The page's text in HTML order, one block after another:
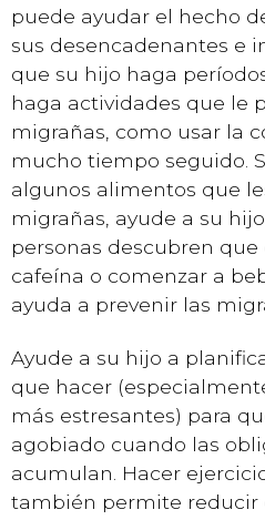
puede ayudar el hecho
sus desencadenantes e
que su hijo haga
haga actividades que le
migrañas, como usar la
mucho tiempo seguido.
algunos alimentos que
migrañas, ayude a su
personas descubren
cafeína o comenzar a
ayuda a prevenir las
Ayude a su hijo a
que hacer
más estresantes) para
agobiado cuando las
acumulan. Hacer
también permite reducir